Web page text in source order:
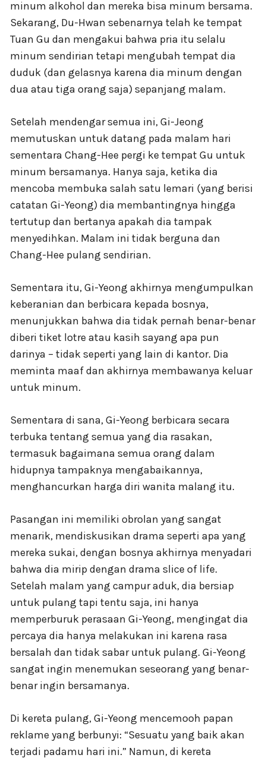
minum alkohol dan mereka bisa minum bersama.
Sekarang, Du-Hwan sebenarnya telah ke tempat
Tuan Gu dan mengakui bahwa pria itu selalu
minum sendirian tetapi mengubah tempat dia
duduk (dan gelasnya karena dia minum dengan
dua atau tiga orang saja) sepanjang malam.
Setelah mendengar semua ini, Gi-Jeong
memutuskan untuk datang pada malam hari
sementara Chang-Hee pergi ke tempat Gu untuk
minum bersamanya. Hanya saja, ketika dia
mencoba membuka salah satu lemari (yang berisi
catatan Gi-Yeong) dia membantingnya hingga
tertutup dan bertanya apakah dia tampak
menyedihkan. Malam ini tidak berguna dan
Chang-Hee pulang sendirian.
Sementara itu, Gi-Yeong akhirnya mengumpulkan
keberanian dan berbicara kepada bosnya,
menunjukkan bahwa dia tidak pernah benar-benar
diberi tiket lotre atau kasih sayang apa pun
darinya – tidak seperti yang lain di kantor. Dia
meminta maaf dan akhirnya membawanya keluar
untuk minum.
Sementara di sana, Gi-Yeong berbicara secara
terbuka tentang semua yang dia rasakan,
termasuk bagaimana semua orang dalam
hidupnya tampaknya mengabaikannya,
menghancurkan harga diri wanita malang itu.
Pasangan ini memiliki obrolan yang sangat
menarik, mendiskusikan drama seperti apa yang
mereka sukai, dengan bosnya akhirnya menyadari
bahwa dia mirip dengan drama slice of life.
Setelah malam yang campur aduk, dia bersiap
untuk pulang tapi tentu saja, ini hanya
memperburuk perasaan Gi-Yeong, mengingat dia
percaya dia hanya melakukan ini karena rasa
bersalah dan tidak sabar untuk pulang. Gi-Yeong
sangat ingin menemukan seseorang yang benar-
benar ingin bersamanya.
Di kereta pulang, Gi-Yeong mencemooh papan
reklame yang berbunyi: “Sesuatu yang baik akan
terjadi padamu hari ini.” Namun, di kereta